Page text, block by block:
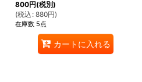
800円(税別)
(税込 : 880円)
在庫数 5点
カートに入れる